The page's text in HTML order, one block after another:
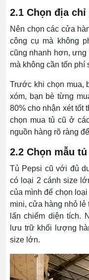
2.1 Chọn địa
Nên chọn các cửa
công cụ mà không
cũng nhanh hơn, ưng
mà không cần tốn phí
Trước khi chọn mua,
xóm, bạn bè từng
80% cho nhận xét tốt
chọn mua tủ cũ ở
nguồn hàng rõ ràng
2.2 Chọn mẫu
Tủ Pepsi cũ với đủ
có loại 2 cánh size
của mình để chọn
mini, cửa hàng nhỏ lẻ
lấn chiếm diện tích.
lưu trữ khối lượng
size lớn.